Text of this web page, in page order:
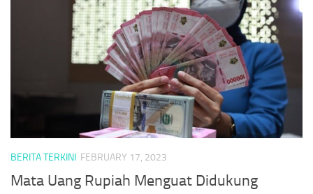
BERITA TERKINI FEBRUARY 17, 2023
Mata Uang Rupiah Menguat Didukung